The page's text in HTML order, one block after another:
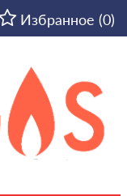
Избранное (0)